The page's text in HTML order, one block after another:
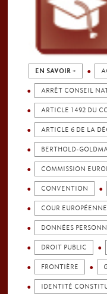
EN SAVOIR +
ARRÊT CONSEIL
ARTICLE 1492 DU
ARTICLE 6 DE LA
BERTHOLD-
COMMISSION
CONVENTION
COUR
DONNÉES
DROIT PUBLIC
FRONTIÈRE
IDENTITÉ